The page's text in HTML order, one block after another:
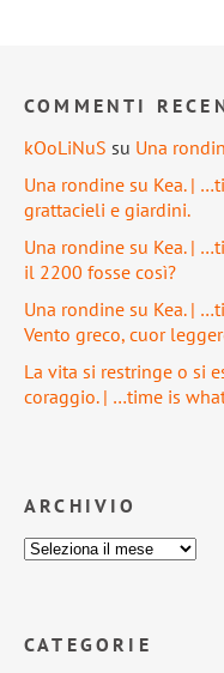
COMMENTI
kOoLiNuS su Una
Una rondine su Kea. |
grattacieli e giardini.
Una rondine su Kea. |
il 2200 fosse così?
Una rondine su Kea. |
Vento greco, cuor
La vita si restringe o si
coraggio. | …time is
ARCHIVIO
CATEGORIE